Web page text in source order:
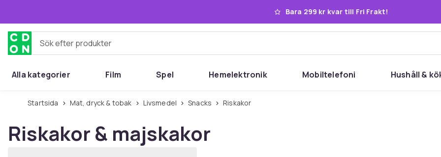
Bara 299 kr kvar till Fri Frakt!
Sök efter produkter
Alla kategorier Film Spel Hemelektronik Mobiltelefoni Hushåll &
Startsida Mat, dryck & tobak Livsmedel Snacks Riskakor
Riskakor & majskakor